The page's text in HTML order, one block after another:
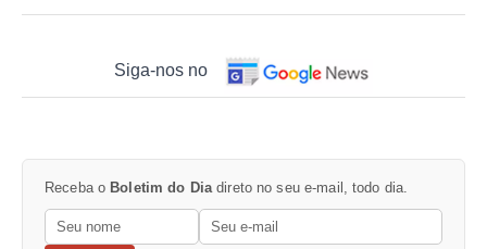
Siga-nos no
Receba o Boletim do Dia direto no seu e-mail, todo dia.